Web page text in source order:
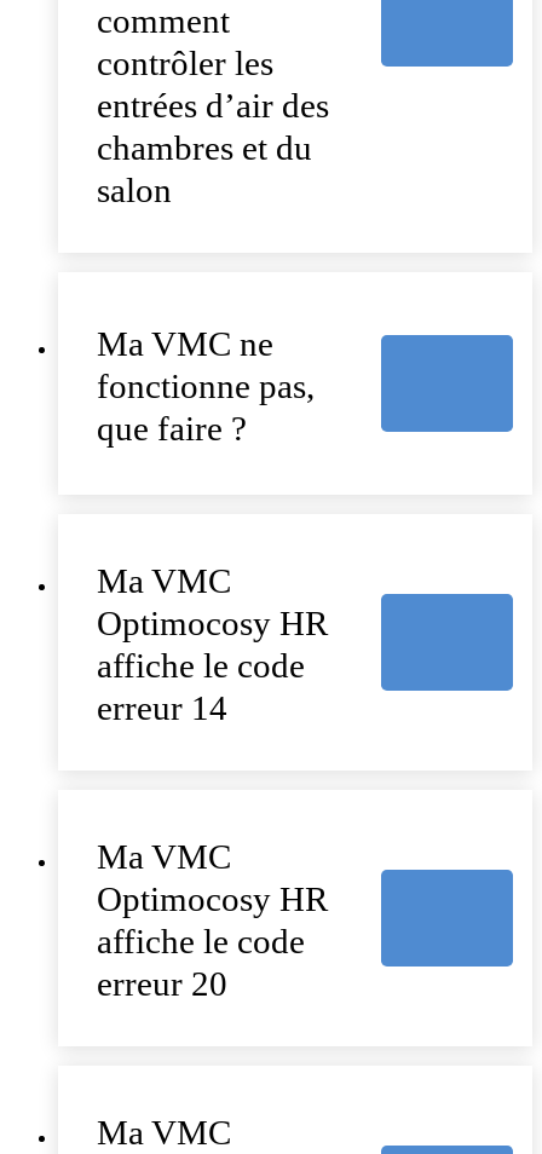
comment
contrôler les
entrées d’air des
chambres et du
salon
Ma VMC ne
fonctionne pas,
que faire ?
Ma VMC
Optimocosy HR
affiche le code
erreur 14
Ma VMC
Optimocosy HR
affiche le code
erreur 20
Ma VMC